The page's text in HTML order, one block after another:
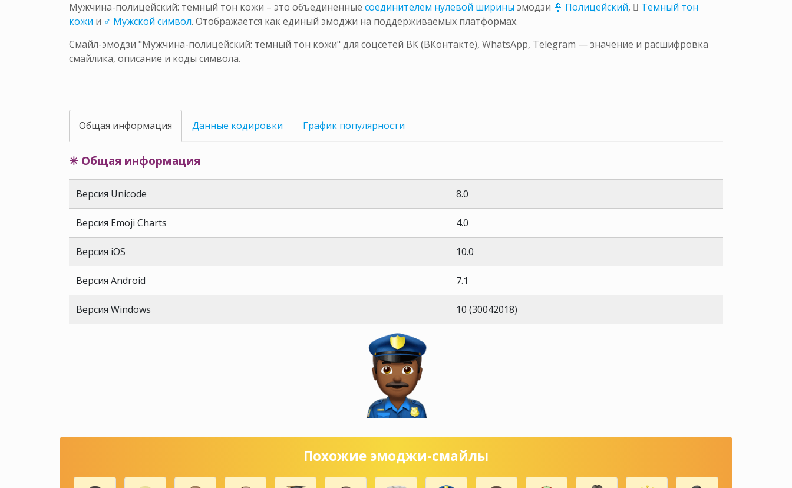
Мужчина-полицейский: темный тон кожи – это объединенные соединителем нулевой ширины эмодзи 👮 Полицейский, 🏾 Темный тон
кожи и ♂ Мужской символ. Отображается как единый эмоджи на поддерживаемых платформах.
Смайл-эмодзи "Мужчина-полицейский: темный тон кожи" для соцсетей ВК (ВКонтакте), WhatsApp, Telegram — значение и расшифровка
смайлика, описание и коды символа.
Общая информация Данные кодировки График популярности
✳ Общая информация
Версия Unicode 8.0
Версия Emoji Charts 4.0
Версия iOS 10.0
Версия Android 7.1
Версия Windows 10 (30042018)
Похожие эмоджи-смайлы